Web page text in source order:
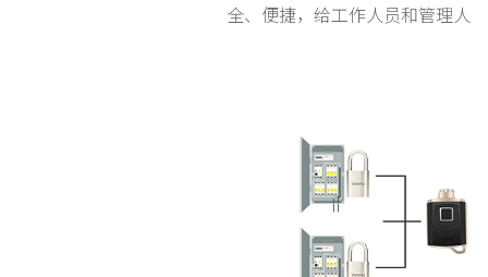
全、便捷，给工作人员和管理人